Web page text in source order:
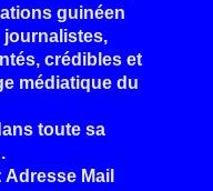
guinéen
journalistes,
crédibles et
médiatique du
toute sa
Mail